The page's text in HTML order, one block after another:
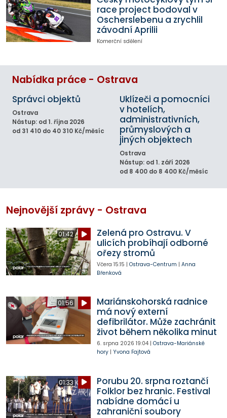
race project bodoval v
Oscherslebenu a zrychlil
závodní Aprilii
Komerční sdělení
Nabídka práce - Ostrava
Správci objektů
Ostrava
Nástup: od 1. října 2026
od 31 410 do 40 310 Kč/měsíc
Uklízeči a pomocníci
v hotelích,
administrativních,
průmyslových a
jiných objektech
Ostrava
Nástup: od 1. září 2026
od 8 400 do 8 400 Kč/měsíc
Nejnovější zprávy - Ostrava
01:42
Zelená pro Ostravu. V
ulicích probíhají odborné
ořezy stromů
Včera 15:15 | Ostrava-Centrum | Anna
Břenková
01:56
Mariánskohorská radnice
má nový externí
defibrilátor. Může zachránit
život během několika minut
6. srpna 2026 19:04| Ostrava-Mariánské
hory| Yvona Fajtová
01:33
Porubu 20. srpna roztančí
Folklor bez hranic. Festival
nabídne domácí u
zahraniční soubory